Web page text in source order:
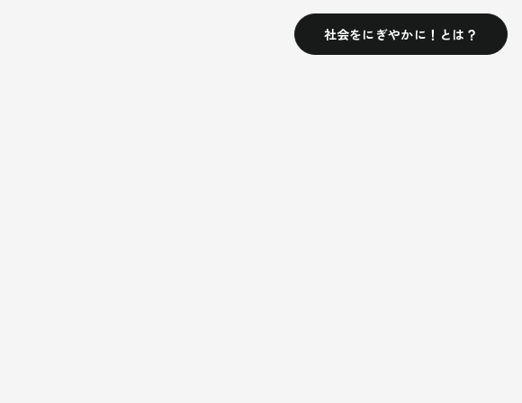
社会をにぎやかに！とは？